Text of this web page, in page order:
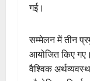
गई।
सम्मेलन में तीन
आयोजित किए
वैश्विक